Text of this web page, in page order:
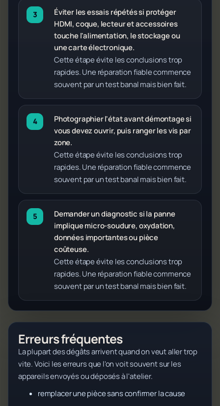
Éviter les essais répétés si protéger
HDMI, coque, lecteur et accessoires
touche l'alimentation, le stockage ou
une carte électronique.
Cette étape évite les conclusions trop
rapides. Une réparation fiable commence
souvent par un test banal mais bien fait.
Photographier l'état avant démontage si
vous devez ouvrir, puis ranger les vis par
zone.
Cette étape évite les conclusions trop
rapides. Une réparation fiable commence
souvent par un test banal mais bien fait.
Demander un diagnostic si la panne
implique micro-soudure, oxydation,
données importantes ou pièce
coûteuse.
Cette étape évite les conclusions trop
rapides. Une réparation fiable commence
souvent par un test banal mais bien fait.
Erreurs fréquentes
La plupart des dégâts arrivent quand on veut aller trop
vite. Voici les erreurs que l'on voit souvent sur les
appareils envoyés ou déposés à l'atelier.
remplacer une pièce sans confirmer la cause